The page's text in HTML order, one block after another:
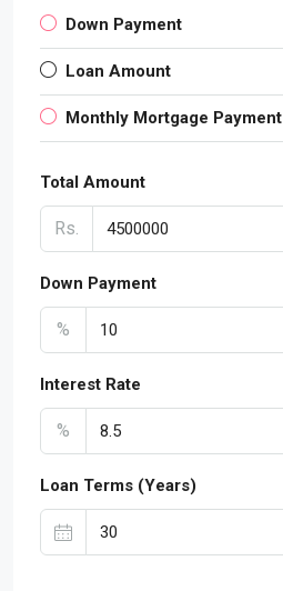
Down Payment
Loan Amount
Monthly Mortgage Payment
Total Amount
Rs.
Down Payment
%
Interest Rate
%
Loan Terms (Years)